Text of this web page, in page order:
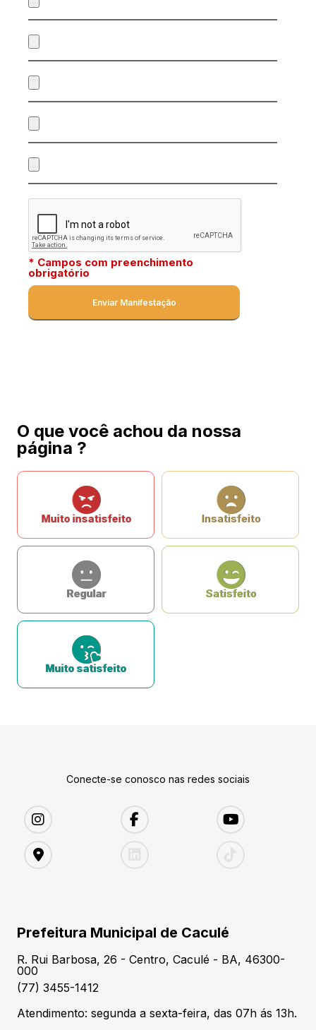
* Campos com preenchimento
obrigatório
O que você achou da nossa
página ?
Muito insatisfeito Insatisfeito
Regular Satisfeito
Muito satisfeito
Conecte-se conosco nas redes sociais
Prefeitura Municipal de Caculé
R. Rui Barbosa, 26 - Centro, Caculé - BA, 46300-
000
(77) 3455-1412
Atendimento: segunda a sexta-feira, das 07h ás 13h.